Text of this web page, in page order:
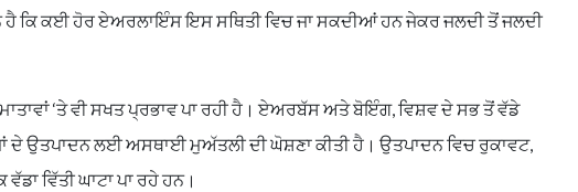
ਕਿ ਕਈ ਹੋਰ ਏਅਰਲਾਇੰਸ ਇਸ ਸਥਿਤੀ ਵਿਚ ਜਾ ਸਕਦੀਆਂ ਹਨ ਜੇਕਰ ਜਲਦੀ ਤੋਂ ਜਲਦੀ
‘ਤੇ ਵੀ ਸਖਤ ਪ੍ਰਭਾਵ ਪਾ ਰਹੀ ਹੈ। ਏਅਰਬੱਸ ਅਤੇ ਬੋਇੰਗ, ਵਿਸ਼ਵ ਦੇ ਸਭ ਤੋਂ ਵੱਡੇ
ਦੇ ਉਤਪਾਦਨ ਲਈ ਅਸਥਾਈ ਮੁਅੱਤਲੀ ਦੀ ਘੋਸ਼ਣਾ ਕੀਤੀ ਹੈ। ਉਤਪਾਦਨ ਵਿਚ ਰੁਕਾਵਟ,
ਵਿੱਤੀ ਘਾਟਾ ਪਾ ਰਹੇ ਹਨ।